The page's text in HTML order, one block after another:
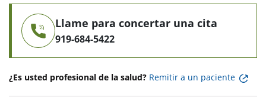
Llame para concertar una cita
919-684-5422
¿Es usted profesional de la salud? Remitir a un paciente